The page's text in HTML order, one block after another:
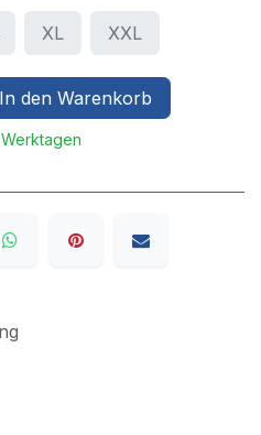
XL XXL
In den Warenkorb